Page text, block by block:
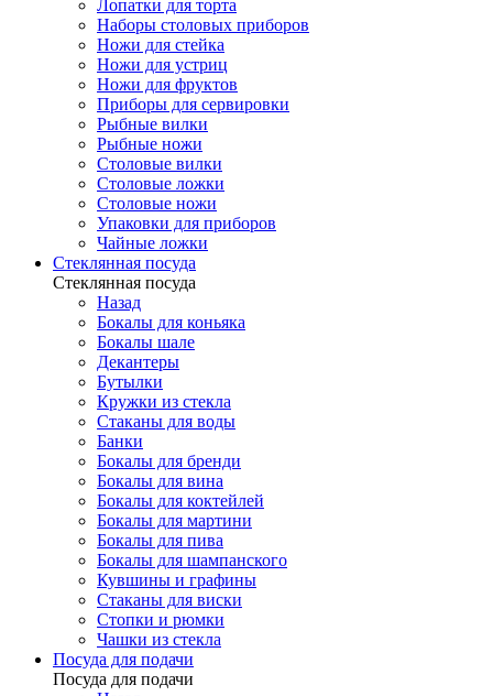
Лопатки для торта
Наборы столовых приборов
Ножи для стейка
Ножи для устриц
Ножи для фруктов
Приборы для сервировки
Рыбные вилки
Рыбные ножи
Столовые вилки
Столовые ложки
Столовые ножи
Упаковки для приборов
Чайные ложки
Стеклянная посуда
Стеклянная посуда
Назад
Бокалы для коньяка
Бокалы шале
Декантеры
Бутылки
Кружки из стекла
Стаканы для воды
Банки
Бокалы для бренди
Бокалы для вина
Бокалы для коктейлей
Бокалы для мартини
Бокалы для пива
Бокалы для шампанского
Кувшины и графины
Стаканы для виски
Стопки и рюмки
Чашки из стекла
Посуда для подачи
Посуда для подачи